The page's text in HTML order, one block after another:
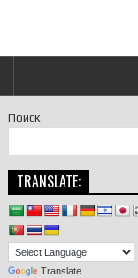
Поиск
TRANSLATE:
Translate